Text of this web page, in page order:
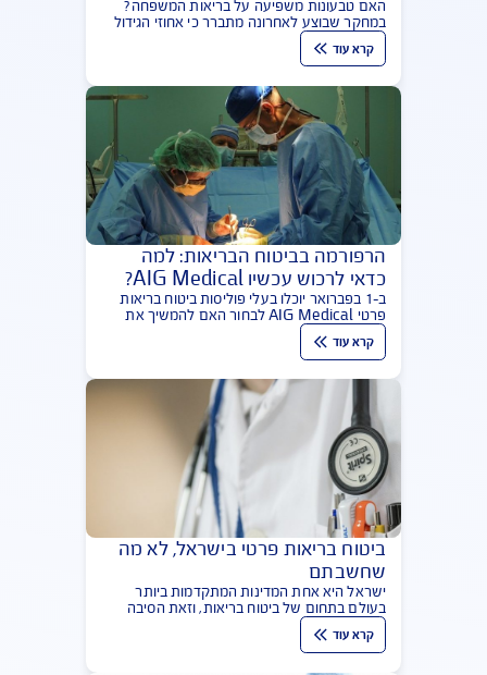
בריאות המשפחה: על טבעונות ועל
תזונה נכונה
האם טבעונות משפיעה על בריאות המשפחה?
במחקר שבוצע לאחרונה מתברר כי אחוזי הגידול
במספר העוברים לטבעונות בישראל הם הגבוהים
ביותר בעולם. בעוד שמחקרים נערמים ולא נמצאה
תשובה חד משמעית לשאלה: האם הטבעונות
קרא עוד
הרפורמה בביטוח הבריאות: למה
כדאי לרכוש עכשיו AIG Medical?
ב-1 בפברואר יוכלו בעלי פוליסות ביטוח בריאות
פרטי AIG Medical לבחור האם להמשיך את
התוכנית או לעבור לפוליסה האחידה החדשה
שהנהיג משרד האוצר. לפניכם השיקולים
קרא עוד